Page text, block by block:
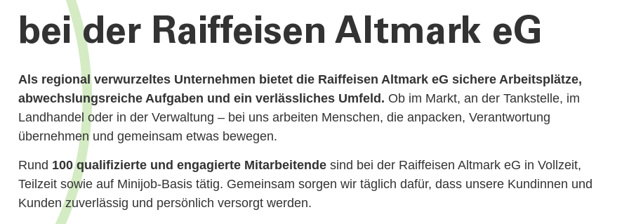
bei der Raiffeisen Altmark eG
Als regional verwurzeltes Unternehmen bietet die Raiffeisen Altmark eG sichere Arbeitsplätze,
abwechslungsreiche Aufgaben und ein verlässliches Umfeld. Ob im Markt, an der Tankstelle, im
Landhandel oder in der Verwaltung – bei uns arbeiten Menschen, die anpacken, Verantwortung
übernehmen und gemeinsam etwas bewegen.
Rund 100 qualifizierte und engagierte Mitarbeitendesind bei der Raiffeisen Altmark eG in Vollzeit,
Teilzeit sowie auf Minijob-Basis tätig. Gemeinsam sorgen wir täglich dafür, dass unsere Kundinnen und
Kunden zuverlässig und persönlich versorgt werden.